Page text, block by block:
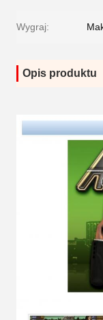
Wygraj:
Opis produktu